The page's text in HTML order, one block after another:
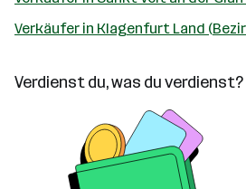
Verkäufer in Klagenfurt Land
Verdienst du, was du verdienst?